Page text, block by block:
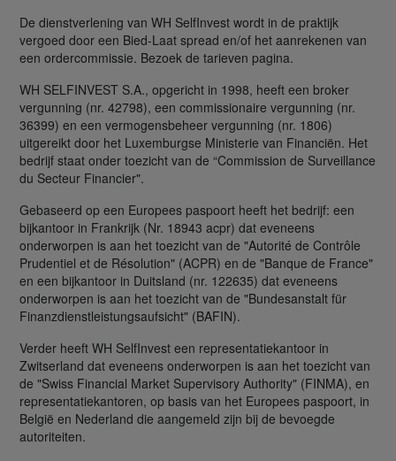
De dienstverlening van WH SelfInvest wordt in de praktijk
vergoed door een Bied-Laat spread en/of het aanrekenen van
een ordercommissie. Bezoek de tarieven pagina.
WH SELFINVEST S.A., opgericht in 1998, heeft een broker
vergunning (nr. 42798), een commissionaire vergunning (nr.
36399) en een vermogensbeheer vergunning (nr. 1806)
uitgereikt door het Luxemburgse Ministerie van Financiën. Het
bedrijf staat onder toezicht van de “Commission de Surveillance
du Secteur Financier".
Gebaseerd op een Europees paspoort heeft het bedrijf: een
bijkantoor in Frankrijk (Nr. 18943 acpr) dat eveneens
onderworpen is aan het toezicht van de "Autorité de Contrôle
Prudentiel et de Résolution" (ACPR) en de "Banque de France"
en een bijkantoor in Duitsland (nr. 122635) dat eveneens
onderworpen is aan het toezicht van de "Bundesanstalt für
Finanzdienstleistungsaufsicht" (BAFIN).
Verder heeft WH SelfInvest een representatiekantoor in
Zwitserland dat eveneens onderworpen is aan het toezicht van
de "Swiss Financial Market Supervisory Authority" (FINMA), en
representatiekantoren, op basis van het Europees paspoort, in
België en Nederland die aangemeld zijn bij de bevoegde
autoriteiten.